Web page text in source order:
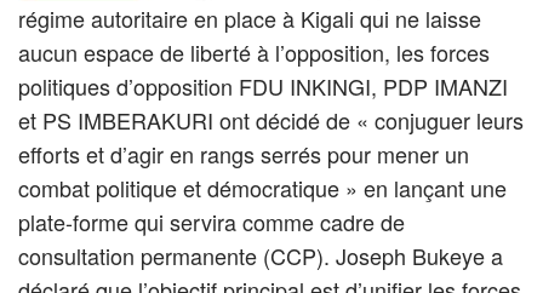
régime autoritaire en place à Kigali qui ne laisse
aucun espace de liberté à l’opposition, les forces
politiques d’opposition FDU INKINGI, PDP IMANZI
et PS IMBERAKURI ont décidé de « conjuguer leurs
efforts et d’agir en rangs serrés pour mener un
combat politique et démocratique » en lançant une
plate-forme qui servira comme cadre de
consultation permanente (CCP). Joseph Bukeye a